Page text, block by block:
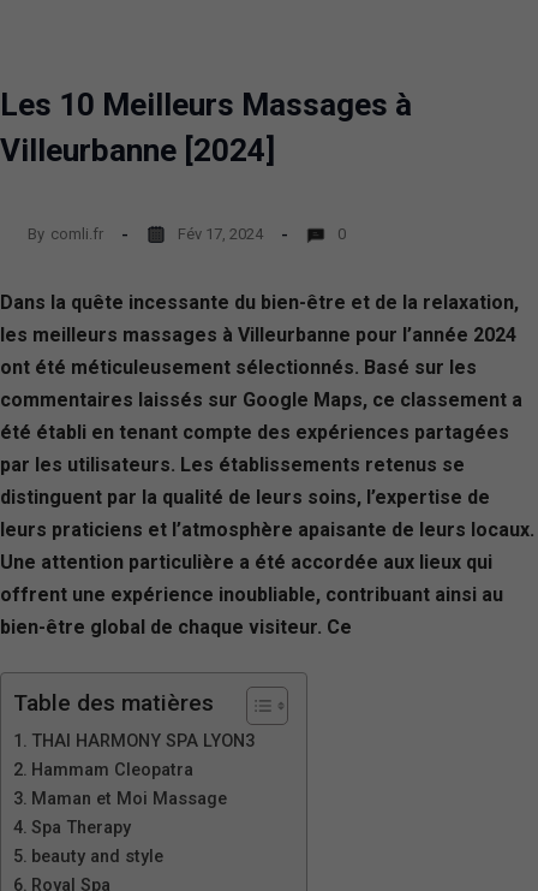
Les 10 Meilleurs Massages à
Villeurbanne [2024]
By comli.fr Fév 17, 2024 0
Dans la quête incessante du bien-être et de la relaxation,
les meilleurs massages à Villeurbanne pour l’année 2024
ont été méticuleusement sélectionnés. Basé sur les
commentaires laissés sur Google Maps, ce classement a
été établi en tenant compte des expériences partagées
par les utilisateurs. Les établissements retenus se
distinguent par la qualité de leurs soins, l’expertise de
leurs praticiens et l’atmosphère apaisante de leurs locaux.
Une attention particulière a été accordée aux lieux qui
offrent une expérience inoubliable, contribuant ainsi au
bien-être global de chaque visiteur. Ce
Table des matières
THAI HARMONY SPA LYON3
Hammam Cleopatra
Maman et Moi Massage
Spa Therapy
beauty and style
Royal Spa